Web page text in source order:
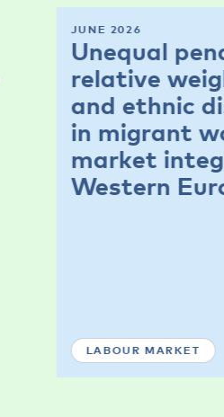
JUNE 2026
Unequal
relative
and ethnic
in migrant
market
Western
LABOUR MARKET